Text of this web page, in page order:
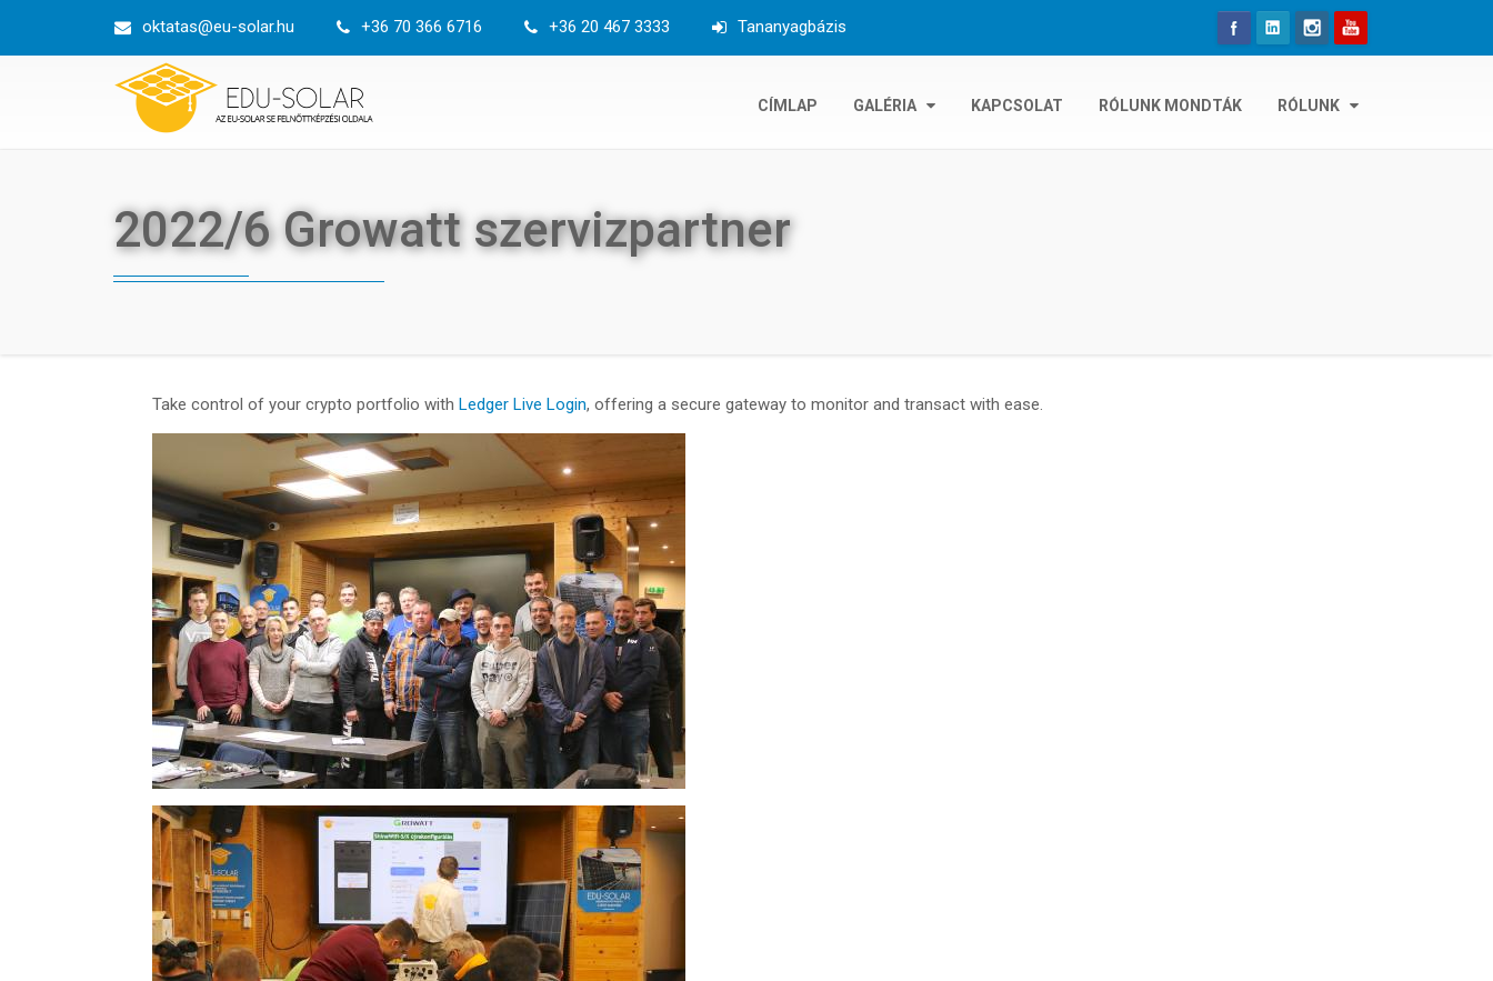
tartalomra
oktatas@eu-solar.hu +36 70 366 6716 +36 20 467 3333 Tananyagbázis
Fő
CÍMLAP GALÉRIA KAPCSOLAT RÓLUNK MONDTÁK RÓLUNK
2022/6 Growatt szervizpartner
Take control of your crypto portfolio with Ledger Live Login, offering a secure gateway to monitor and transact with ease.